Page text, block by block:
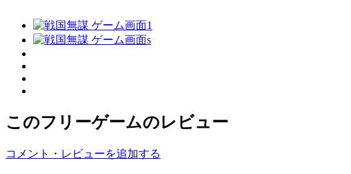
このフリーゲームのレビュー
コメント・レビューを追加する